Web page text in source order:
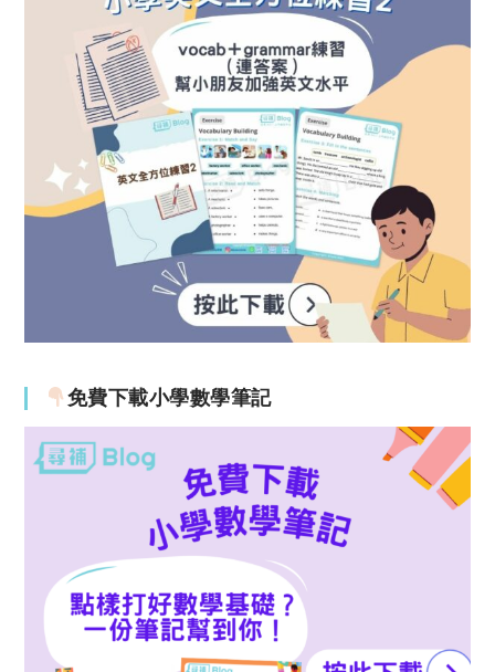
免費下載小學數學筆記